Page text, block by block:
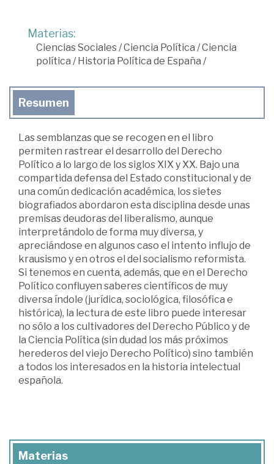
Materias:
Ciencias Sociales/Ciencia Política /Ciencia
política /Historia Política de España /
Resumen
Las semblanzas que se recogen en el libro
permiten rastrear el desarrollo del Derecho
Político a lo largo de los siglos XIX y XX. Bajo una
compartida defensa del Estado constitucional y de
una común dedicación académica, los sietes
biografiados abordaron esta disciplina desde unas
premisas deudoras del liberalismo, aunque
interpretándolo de forma muy diversa, y
apreciándose en algunos caso el intento influjo de
krausismo y en otros el del socialismo reformista.
Si tenemos en cuenta, además, que en el Derecho
Político confluyen saberes científicos de muy
diversa índole (jurídica, sociológica, filosófica e
histórica), la lectura de este libro puede interesar
no sólo a los cultivadores del Derecho Público y de
la Ciencia Política (sin dudad los más próximos
herederos del viejo Derecho Político) sino también
a todos los interesados en la historia intelectual
española.
Materias